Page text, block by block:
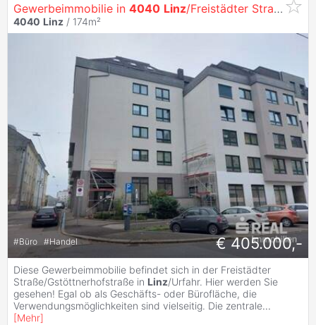
Gewerbeimmobilie in 4040 Linz/Freistädter Straße
4040 Linz / 174m²
#Büro #Handel € 405.000,-
Diese Gewerbeimmobilie befindet sich in der Freistädter
Straße/Gstöttnerhofstraße in Linz/Urfahr. Hier werden Sie
gesehen! Egal ob als Geschäfts- oder Bürofläche, die
Verwendungsmöglichkeiten sind vielseitig. Die zentrale...
[Mehr]